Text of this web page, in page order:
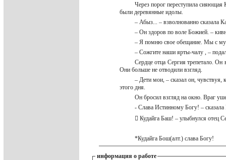
Через порог переступила сияющая
были деревянные идолы.
– Абыз... – взволнованно сказала
– Он здоров по воле Божией. –
– Я помню свое обещание. Мы с
– Сожгите наши ярты-чалу , –
Сердце отца Сергия трепетало. Он
Они больше не отводили взгляд.
– Дети мои, – сказал он, чувствуя,
этого дня.
Он бросил взгляд на окно. Враг
- Слава Истинному Богу! –
 Кудайга Баш! – улыбнулся отец
*Кудайга Бош(алт.) слава Богу!
информация о работе